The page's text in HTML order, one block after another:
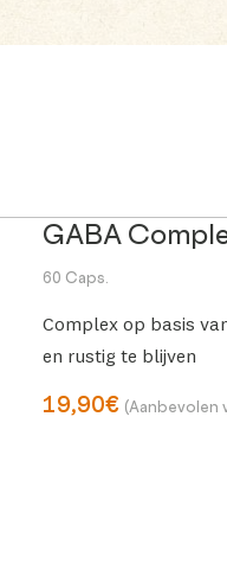
GABA
60 Caps.
Complex op basis
en rustig te blijven
19,90€ (Aanbevolen